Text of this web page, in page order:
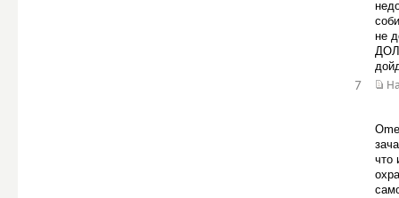
не
7
что